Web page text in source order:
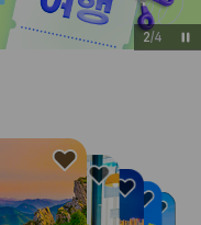
3/4